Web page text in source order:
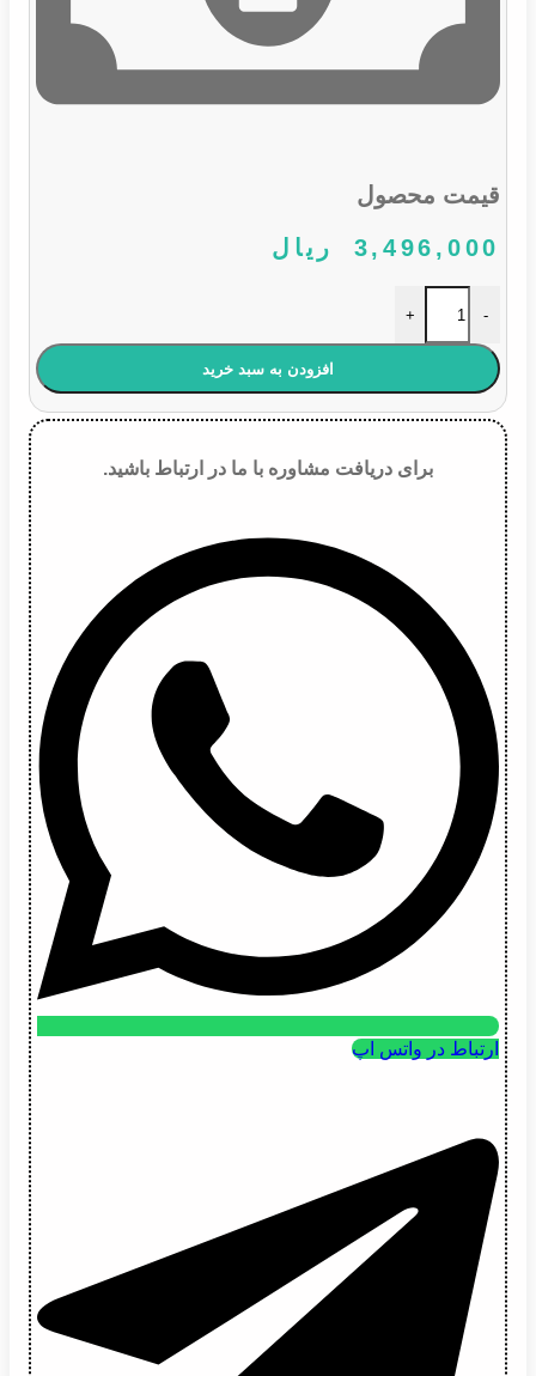
قیمت محصول
3,496,000
ریال
-
+
افزودن به سبد خرید
برای دریافت مشاوره با ما در ارتباط باشید.
ارتباط در واتس اپ